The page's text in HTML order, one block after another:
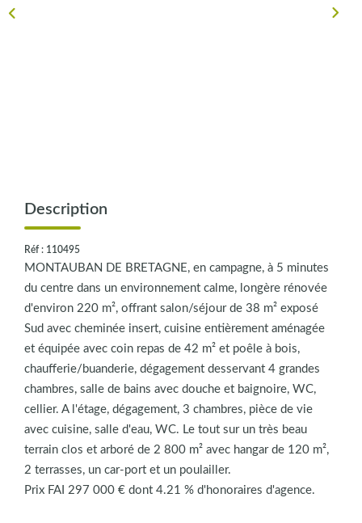
Description
Réf : 110495
MONTAUBAN DE BRETAGNE, en campagne, à 5 minutes
du centre dans un environnement calme, longère rénovée
d'environ 220 m², offrant salon/séjour de 38 m² exposé
Sud avec cheminée insert, cuisine entièrement aménagée
et équipée avec coin repas de 42 m² et poêle à bois,
chaufferie/buanderie, dégagement desservant 4 grandes
chambres, salle de bains avec douche et baignoire, WC,
cellier. A l'étage, dégagement, 3 chambres, pièce de vie
avec cuisine, salle d'eau, WC. Le tout sur un très beau
terrain clos et arboré de 2 800 m² avec hangar de 120 m²,
2 terrasses, un car-port et un poulailler.
Prix FAI 297 000 € dont 4.21 % d'honoraires d'agence.